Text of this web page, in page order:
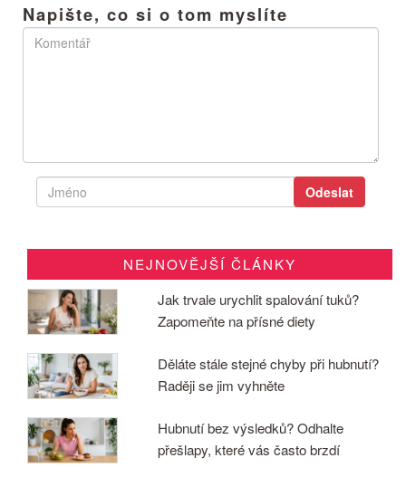
Napište, co si o tom myslíte
NEJNOVĚJŠÍ ČLÁNKY
Jak trvale urychlit spalování tuků?
Zapomeňte na přísné diety
Děláte stále stejné chyby při hubnutí?
Raději se jim vyhněte
Hubnutí bez výsledků? Odhalte
přešlapy, které vás často brzdí